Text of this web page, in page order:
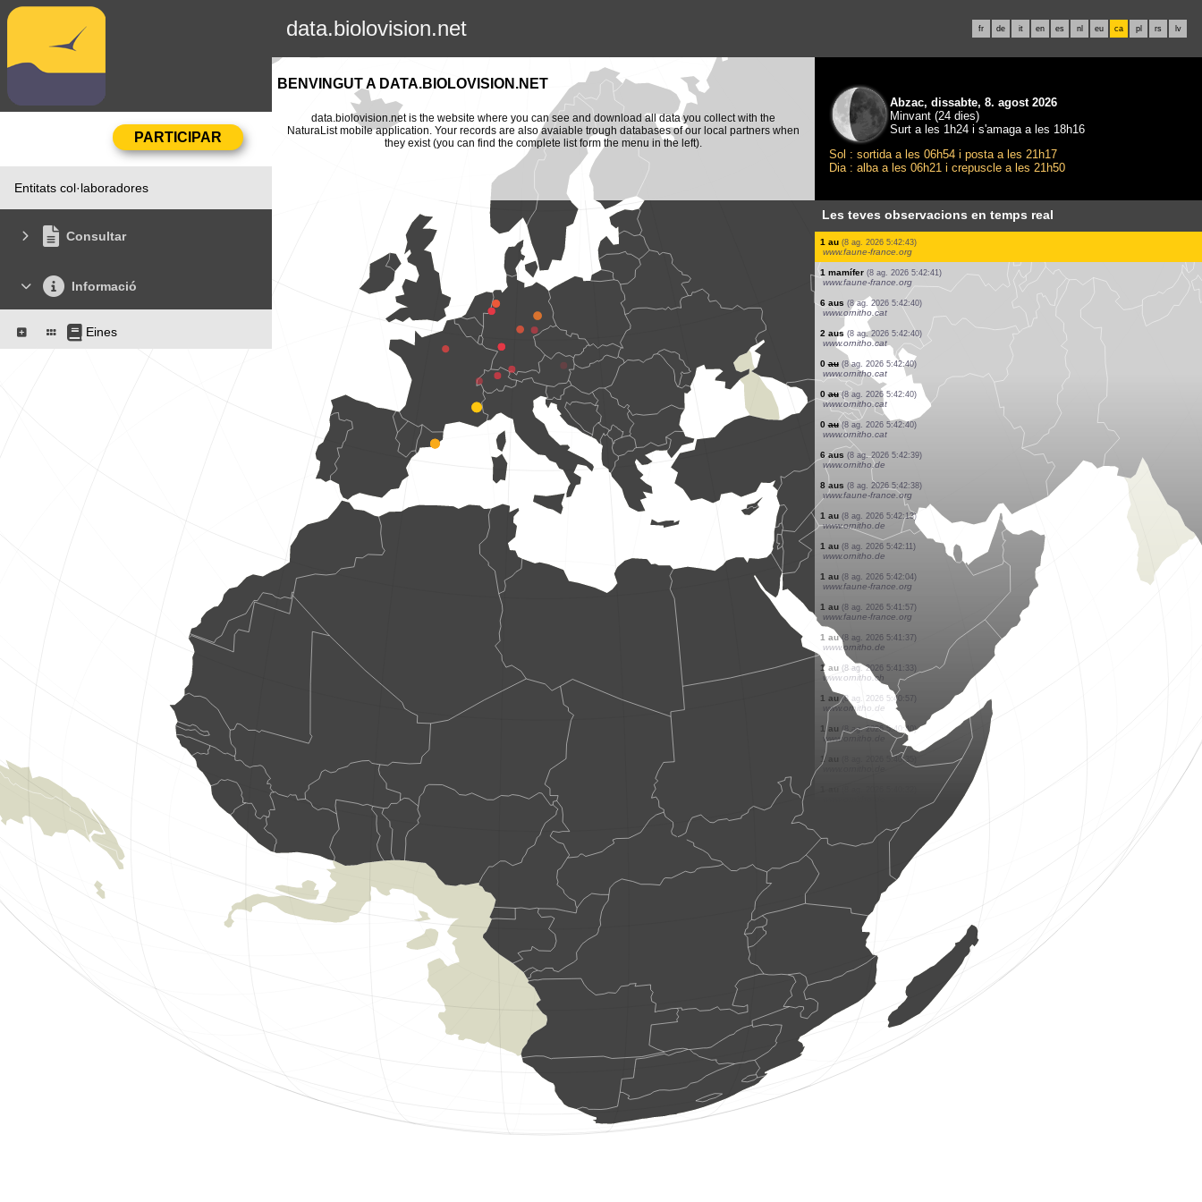
data.biolovision.net fr de it en es nl eu ca pl rs lv
Entitats col·laboradores
Consultar
Informació
Eines
BENVINGUT A DATA.BIOLOVISION.NET
data.biolovision.net is the website where you can see and download all data you collect with the
NaturaList mobile application. Your records are also avaiable trough databases of our local partners when
they exist (you can find the complete list form the menu in the left).
Abzac, dissabte, 8. agost 2026
Minvant (24 dies)
Surt a les 1h24 i s'amaga a les 18h16
Sol : sortida a les 06h54 i posta a les 21h17
Dia : alba a les 06h21 i crepuscle a les 21h50
Les teves observacions en temps real
1 au (8 ag. 2026 5:44:47)
www.faune-france.org
1 au (8 ag. 2026 5:44:47)
www.faune-france.org
1 au (8 ag. 2026 5:44:47)
www.faune-france.org
1 au (8 ag. 2026 5:44:05)
www.ornitho.de
1 mamífer (8 ag. 2026 5:42:49)
www.faune-france.org
1 au (8 ag. 2026 5:42:48)
www.ornitho.de
2 aus (8 ag. 2026 5:42:44)
www.ornitho.de
1 au (8 ag. 2026 5:42:43)
www.faune-france.org
1 mamífer (8 ag. 2026 5:42:41)
www.faune-france.org
6 aus (8 ag. 2026 5:42:40)
www.ornitho.cat
2 aus (8 ag. 2026 5:42:40)
www.ornitho.cat
0 au (8 ag. 2026 5:42:40)
www.ornitho.cat
0 au (8 ag. 2026 5:42:40)
www.ornitho.cat
0 au (8 ag. 2026 5:42:40)
www.ornitho.cat
6 aus (8 ag. 2026 5:42:39)
www.ornitho.de
8 aus (8 ag. 2026 5:42:38)
www.faune-france.org
1 au (8 ag. 2026 5:42:13)
www.ornitho.de
1 au (8 ag. 2026 5:42:11)
(8 ag. 2026 5:41:57)
www.faune-france.org
(8 ag. 2026 5:41:33)
www.ornitho.ch
1 au (8 ag. 2026 5:40:57)
www.ornitho.de
(8 ag. 2026 5:40:40)
www.ornitho.de
(8 ag. 2026 5:40:35)
www.ornitho.de
(8 ag. 2026 5:40:32)
www.ornitho.de
1 au (8 ag. 2026 5:40:28)
www.ornitho.de